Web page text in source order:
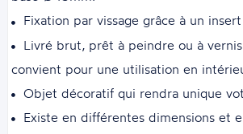
Fixation par vissage grâce à un
Livré brut, prêt à peindre ou à
convient pour une utilisation en
Objet décoratif qui rendra unique
Existe en différentes dimensions et